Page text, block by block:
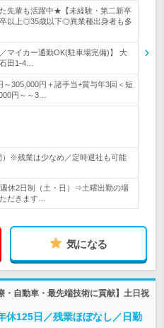
先輩も活躍中★【未経験・第二新卒
以上◎35歳以下◎異業種出身者も多
マイカー通勤OK(駐車場完備)】 大
田1-4…
～305,000円＋諸手当+賞与年3回＜短
円～～3…
）※残業は少なめ／定時退社も可能
休2日制（土・日）⇒土曜出勤の場
だきます…
気になる
・自動車・最先端技術に貢献】土日祝
休125日／残業ほぼなし／日勤